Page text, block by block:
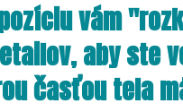
vám
aby ste
časťou tela